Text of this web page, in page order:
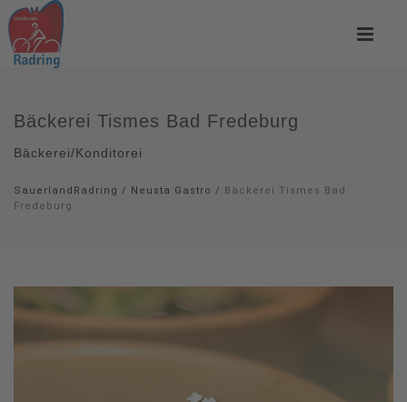
Bäckerei Tismes Bad Fredeburg
Bäckerei/Konditorei
SauerlandRadring / Neusta Gastro / Bäckerei Tismes Bad
Fredeburg